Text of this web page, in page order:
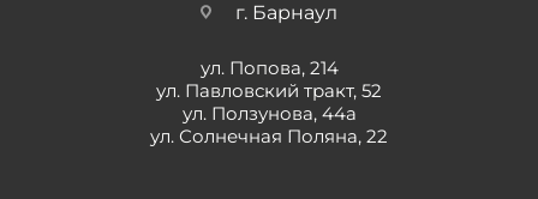
г. Барнаул
ул. Попова, 214
ул. Павловский тракт, 52
ул. Ползунова, 44а
ул. Солнечная Поляна, 22